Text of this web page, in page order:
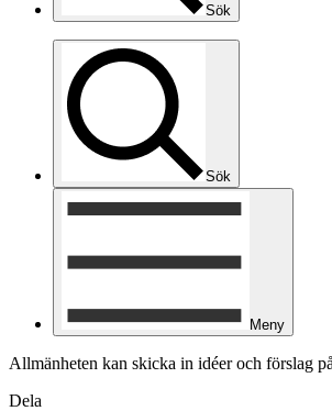
Sök
Sök
Meny
Allmänheten kan skicka in idéer och förslag
Dela